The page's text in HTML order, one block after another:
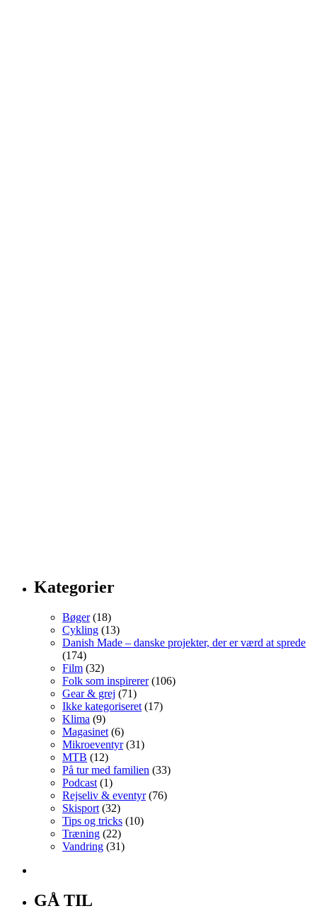
Kategorier
Bøger(18)
Cykling (13)
Danish Made – danske projekter, der er værd at sprede
(174)
Film (32)
Folk som inspirerer(106)
Gear & grej (71)
Ikke kategoriseret (17)
Klima (9)
Magasinet (6)
Mikroeventyr(31)
MTB (12)
På tur med familien (33)
Podcast (1)
Rejseliv & eventyr(76)
Skisport (32)
Tips og tricks (10)
Træning (22)
Vandring (31)
GÅ TIL